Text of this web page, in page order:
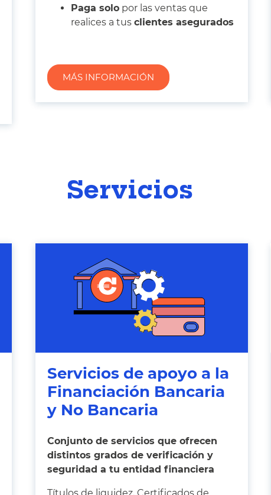
Paga solo por las ventas que
realices a tus clientes asegurados
MÁS INFORMACIÓN
Servicios
Servicios de apoyo a la
Financiación Bancaria
y No Bancaria
Conjunto de servicios que ofrecen
distintos grados de verificación y
seguridad a tu entidad financiera